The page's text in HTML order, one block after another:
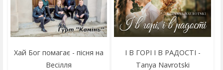
Хай Бог помагає - пісня на
Весілля
І В ГОРІ І В РАДОСТІ -
Tanya Navrotski